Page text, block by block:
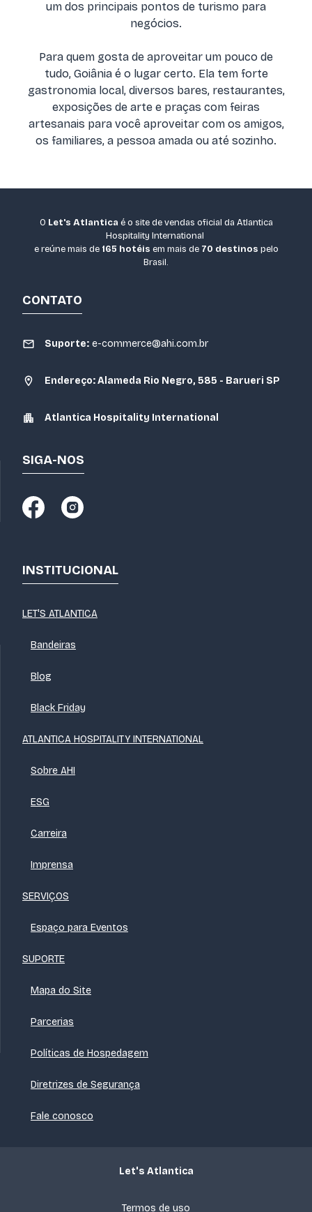
um dos principais pontos de turismo para
negócios.
Para quem gosta de aproveitar um pouco de
tudo, Goiânia é o lugar certo. Ela tem forte
gastronomia local, diversos bares, restaurantes,
exposições de arte e praças com feiras
artesanais para você aproveitar com os amigos,
os familiares, a pessoa amada ou até sozinho.
O Let's Atlantica é o site de vendas oficial da Atlantica
Hospitality International
e reúne mais de 165 hotéis em mais de 70 destinos pelo
Brasil.
CONTATO
Suporte: e-commerce@ahi.com.br
Endereço: Alameda Rio Negro, 585 - Barueri SP
Atlantica Hospitality International
SIGA-NOS
INSTITUCIONAL
LET'S ATLANTICA
Bandeiras
Blog
Black Friday
ATLANTICA HOSPITALITY INTERNATIONAL
Sobre AHI
ESG
Carreira
Imprensa
SERVIÇOS
Espaço para Eventos
SUPORTE
Mapa do Site
Parcerias
Políticas de Hospedagem
Diretrizes de Segurança
Fale conosco
Let's Atlantica
Termos de uso